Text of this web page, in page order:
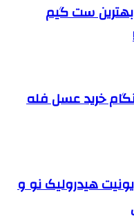
بهترین ست گیم
خرید عسل فله
هیدرولیک نو و